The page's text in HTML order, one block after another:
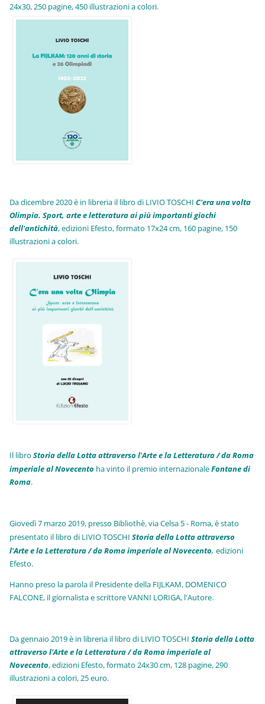
24x30, 250 pagine, 450 illustrazioni a colori.
Da dicembre 2020 è in libreria il libro di LIVIO TOSCHIC'era una volta
Olimpia. Sport, arte e letteratura ai più importanti giochi
dell'antichità,edizioni Efesto, formato 17x24 cm, 160 pagine, 150
illustrazioni a colori.
Il libroStoria della Lotta attraverso l'Arte e la Letteratura / da Roma
imperiale al Novecento ha vinto il premio internazionaleFontane di
Roma.
Giovedì 7 marzo 2019, presso Bibliothè, via Celsa 5 - Roma, è stato
presentato il libro di LIVIO TOSCHIStoria della Lotta attraverso
l'Arte e la Letteratura / da Roma imperiale al Novecento, edizioni
Efesto.
Hanno preso la parola il Presidente della FIJLKAM, DOMENICO
FALCONE, il giornalista e scrittore VANNI LORIGA, l'Autore.
Da gennaio 2019 è in libreria il libro di LIVIO TOSCHIStoria della Lotta
attraverso l'Arte e la Letteratura / da Roma imperiale al
Novecento, edizioni Efesto, formato 24x30 cm, 128 pagine, 290
illustrazioni a colori, 25 euro.